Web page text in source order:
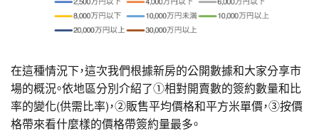
在這種情況下，這次我們根據新房的公開數據和大家分享市
場的概況。依地區分別介紹了①相對開賣數的簽約數量和比
率的變化(供需比率)，②販售平均價格和平方米單價，③按價
格帶來看什麼樣的價格帶簽約量最多。